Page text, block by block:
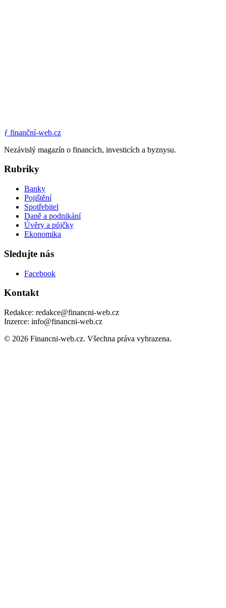
ƒ finanční-web.cz
Nezávislý magazín o financích, investicích a byznysu.
Rubriky
Banky
Pojištění
Spotřebitel
Daně a podnikání
Úvěry a půjčky
Ekonomika
Sledujte nás
Facebook
Kontakt
Redakce: redakce@financni-web.cz
Inzerce: info@financni-web.cz
© 2026 Financni-web.cz. Všechna práva vyhrazena.